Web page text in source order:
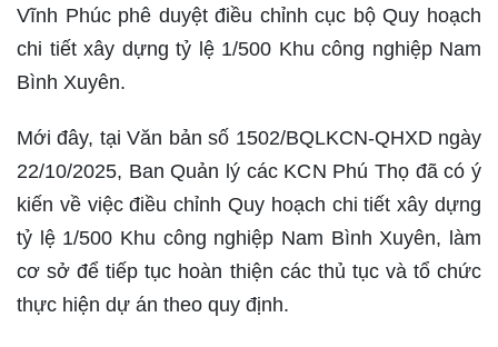
Vĩnh Phúc phê duyệt điều chỉnh cục bộ Quy hoạch
chi tiết xây dựng tỷ lệ 1/500 Khu công nghiệp Nam
Bình Xuyên.
Mới đây, tại Văn bản số 1502/BQLKCN-QHXD ngày
22/10/2025, Ban Quản lý các KCN Phú Thọ đã có ý
kiến về việc điều chỉnh Quy hoạch chi tiết xây dựng
tỷ lệ 1/500 Khu công nghiệp Nam Bình Xuyên, làm
cơ sở để tiếp tục hoàn thiện các thủ tục và tổ chức
thực hiện dự án theo quy định.